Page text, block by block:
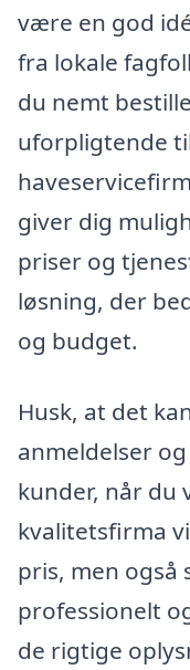
være en god
fra lokale
du nemt
uforpligtende
giver dig
priser og
løsning, der
og budget.
Husk, at det
anmeldelser
kunder, når du
kvalitetsfirma
pris, men også
professionelt
de rigtige